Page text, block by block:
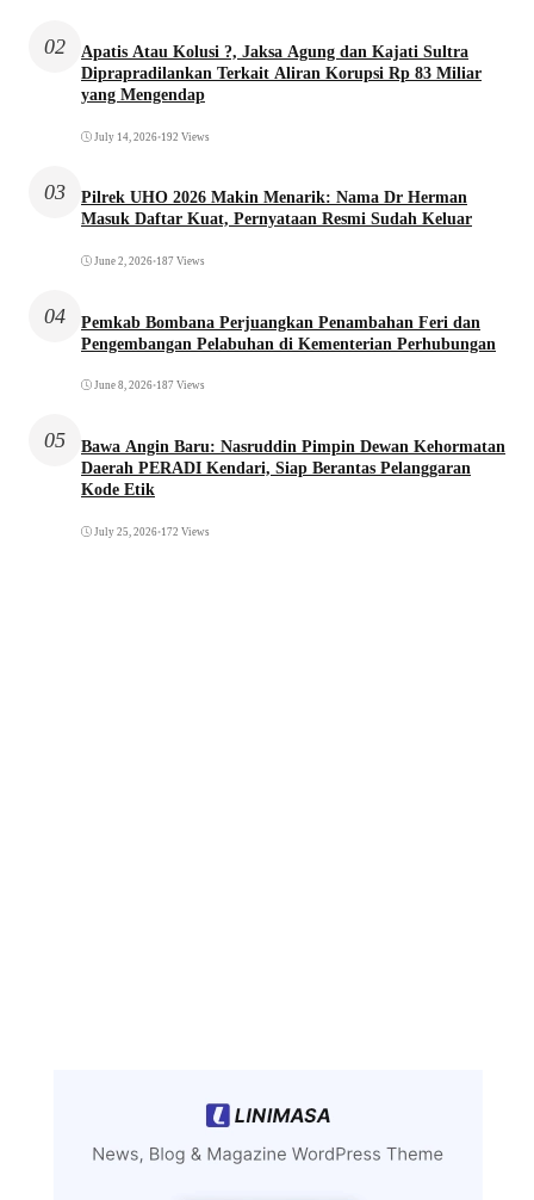
02
Apatis Atau Kolusi ?, Jaksa Agung dan Kajati Sultra
Diprapradilankan Terkait Aliran Korupsi Rp 83 Miliar
yang Mengendap
July 14, 2026•192 Views
03
Pilrek UHO 2026 Makin Menarik: Nama Dr Herman
Masuk Daftar Kuat, Pernyataan Resmi Sudah Keluar
June 2, 2026•187 Views
04
Pemkab Bombana Perjuangkan Penambahan Feri dan
Pengembangan Pelabuhan di Kementerian Perhubungan
June 8, 2026•187 Views
05
Bawa Angin Baru: Nasruddin Pimpin Dewan Kehormatan
Daerah PERADI Kendari, Siap Berantas Pelanggaran
Kode Etik
July 25, 2026•172 Views